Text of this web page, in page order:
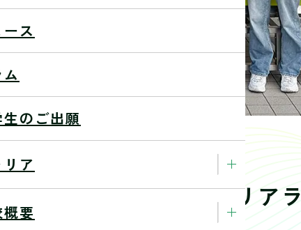
ス
のご出願
ア
要
が出展する「インテリアラ